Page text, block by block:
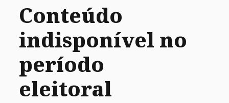
Conteúdo
indisponível no
período
eleitoral